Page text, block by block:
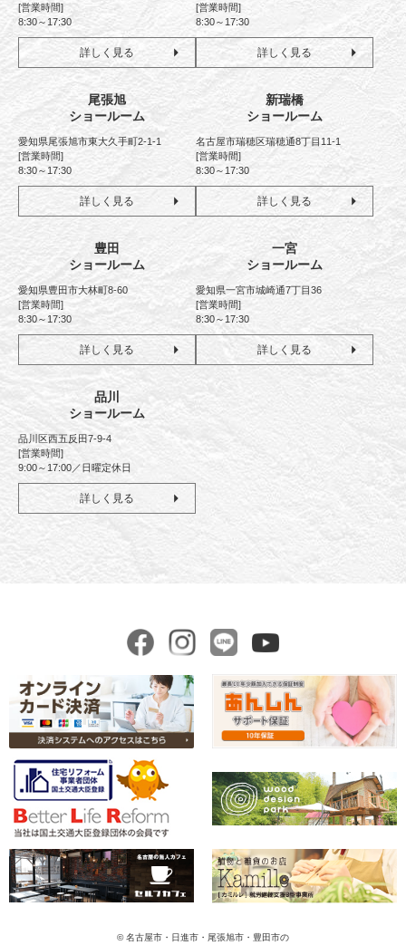
[営業時間]
8:30～17:30
詳しく見る
[営業時間]
8:30～17:30
詳しく見る
尾張旭
ショールーム
愛知県尾張旭市東大久手町2-1-1
[営業時間]
8:30～17:30
詳しく見る
新瑞橋
ショールーム
名古屋市瑞穂区瑞穂通8丁目11-1
[営業時間]
8:30～17:30
詳しく見る
豊田
ショールーム
愛知県豊田市大林町8-60
[営業時間]
8:30～17:30
詳しく見る
一宮
ショールーム
愛知県一宮市城崎通7丁目36
[営業時間]
8:30～17:30
詳しく見る
品川
ショールーム
品川区西五反田7-9-4
[営業時間]
9:00～17:00／日曜定休日
詳しく見る
© 名古屋市・日進市・尾張旭市・豊田市の